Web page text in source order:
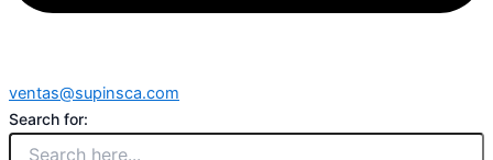
ventas@supinsca.com
Search for: